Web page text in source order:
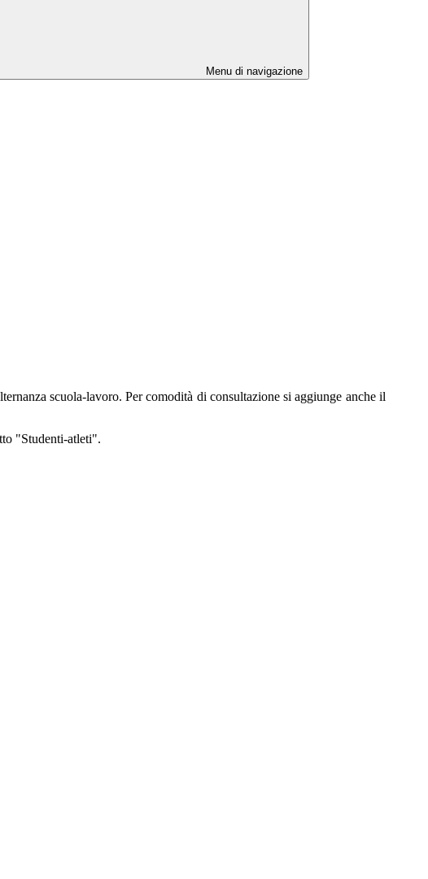
Menu di navigazione
scuola-lavoro. Per comodità di consultazione si aggiunge anche il
"Studenti-atleti".